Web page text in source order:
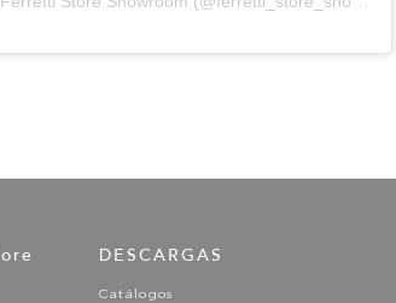
DESCARGAS
Catálogos